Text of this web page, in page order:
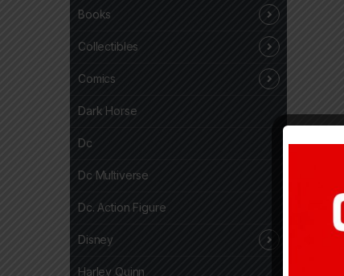
Books
Collectibles
Comics
Dark Horse
Dc
Dc Multiverse
Dc. Action Figure
Disney
Harley Quinn